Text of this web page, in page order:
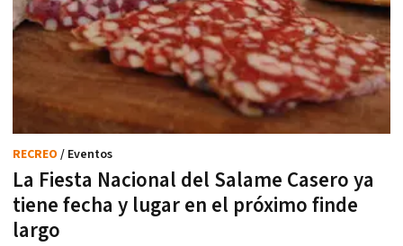
La Fiesta Nacional del Salame Casero ya
tiene fecha y lugar en el próximo finde
largo
RECREO / Eventos